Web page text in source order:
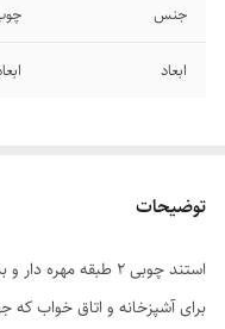
جنس
ابعاد ابعاد:
توضیحات
استند چوبی 2 طبقه
برای آشپزخانه و اتاق خواب که